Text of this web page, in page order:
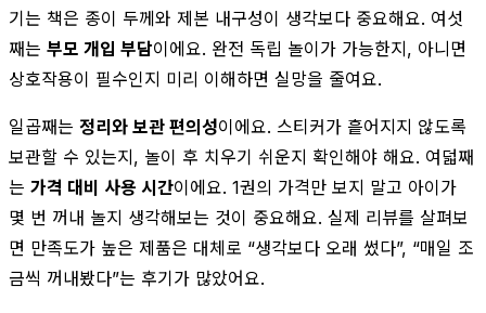
기는 책은 종이 두께와 제본 내구성이 생각보다 중요해요. 여섯
째는 부모 개입 부담이에요. 완전 독립 놀이가 가능한지, 아니면
상호작용이 필수인지 미리 이해하면 실망을 줄여요.
일곱째는 정리와 보관 편의성이에요. 스티커가 흩어지지 않도록
보관할 수 있는지, 놀이 후 치우기 쉬운지 확인해야 해요. 여덟째
는 가격 대비 사용 시간이에요. 1권의 가격만 보지 말고 아이가
몇 번 꺼내 놀지 생각해보는 것이 중요해요. 실제 리뷰를 살펴보
면 만족도가 높은 제품은 대체로 “생각보다 오래 썼다”, “매일 조
금씩 꺼내봤다”는 후기가 많았어요.